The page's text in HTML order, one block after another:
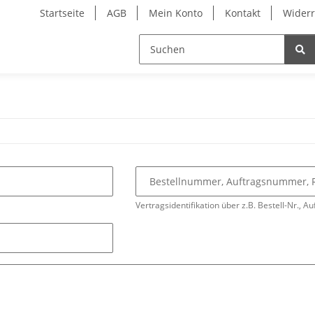
Startseite AGB Mein Konto Kontakt
Vertragsidentifikation über z.B. Bestell-Nr.,
Bestellnummer, Auftragsnummer,